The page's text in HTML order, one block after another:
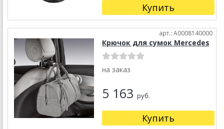
Купить
арт.: A0008140000
Крючок для сумок Mercedes
на заказ
5 163 руб.
Купить